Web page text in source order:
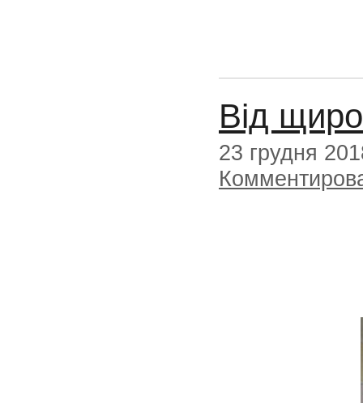
Від
23 грудня